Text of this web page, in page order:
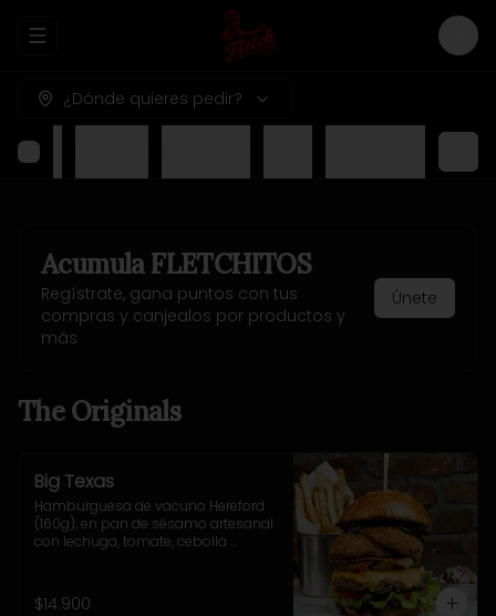
Abrir menu de navegación
¿Dónde quieres pedir?
Kids
AcumulaFLETCHITOS
Regístrate, gana puntos con tus
compras y canjealos por productos y
más
Únete
The Originals
Big Texas
Hamburguesa de vacuno Hereford
(160g), en pan de sésamo artesanal
con lechuga, tomate, cebolla
elección.
$14.900